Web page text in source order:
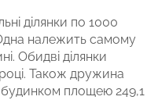
ділянки по 1000
належить самому
Обидві ділянки
Також дружина
площею 249,1